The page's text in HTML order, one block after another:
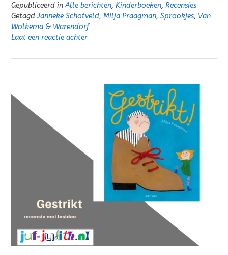
Gepubliceerd inAlle berichten, Kinderboeken, Recensies
GetagdJanneke Schotveld, Milja Praagman, Sprookjes, Van
Wolkema & Warendorf
Laat een reactie achter